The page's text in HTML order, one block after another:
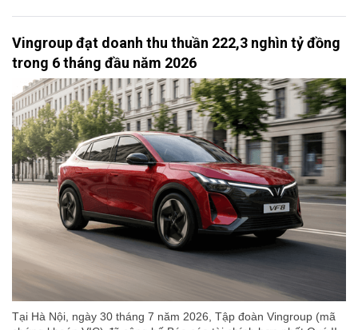
Vingroup đạt doanh thu thuần 222,3 nghìn tỷ đồng
trong 6 tháng đầu năm 2026
Tại Hà Nội, ngày 30 tháng 7 năm 2026, Tập đoàn Vingroup (mã